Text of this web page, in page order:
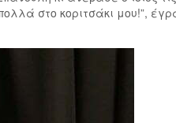
στο κοριτσάκι μου!”,